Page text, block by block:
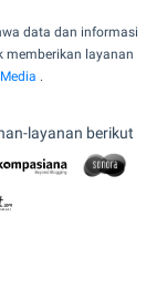
data dan informasi
memberikan layanan
.
layanan berikut